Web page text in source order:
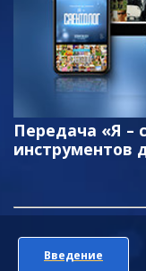
Передача «Я –
инструментов
Введение